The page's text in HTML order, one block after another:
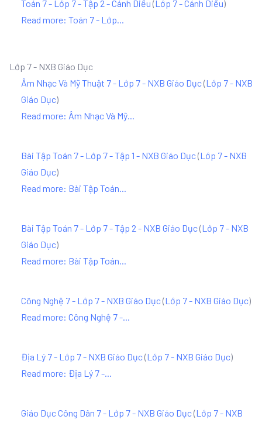
Toán 7 - Lớp 7 - Tập 2 - Cánh Diều (Lớp 7 - Cánh Diều)
Read more: Toán 7 - Lớp...
Lớp 7 - NXB Giáo Dục
Âm Nhạc Và Mỹ Thuật 7 - Lớp 7 - NXB Giáo Dục(Lớp 7 - NXB
Giáo Dục)
Read more: Âm Nhạc Và Mỹ...
Bài Tập Toán 7 - Lớp 7 - Tập 1 - NXB Giáo Dục(Lớp 7 - NXB
Giáo Dục)
Read more: Bài Tập Toán...
Bài Tập Toán 7 - Lớp 7 - Tập 2 - NXB Giáo Dục(Lớp 7 - NXB
Giáo Dục)
Read more: Bài Tập Toán...
Công Nghệ 7 - Lớp 7 - NXB Giáo Dục(Lớp 7 - NXB Giáo Dục)
Read more: Công Nghệ 7 -...
Địa Lý 7 - Lớp 7 - NXB Giáo Dục(Lớp 7 - NXB Giáo Dục)
Read more: Địa Lý 7 -...
Giáo Dục Công Dân 7 - Lớp 7 - NXB Giáo Dục(Lớp 7 - NXB